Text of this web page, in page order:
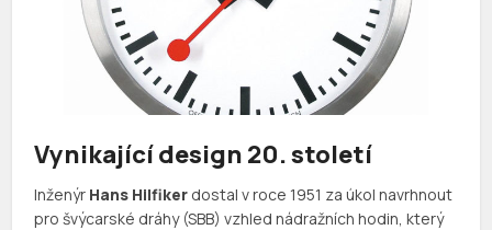
Vynikající design 20. století
Inženýr Hans Hilfiker dostal v roce 1951 za úkol navrhnout
pro švýcarské dráhy (SBB) vzhled nádražních hodin, který